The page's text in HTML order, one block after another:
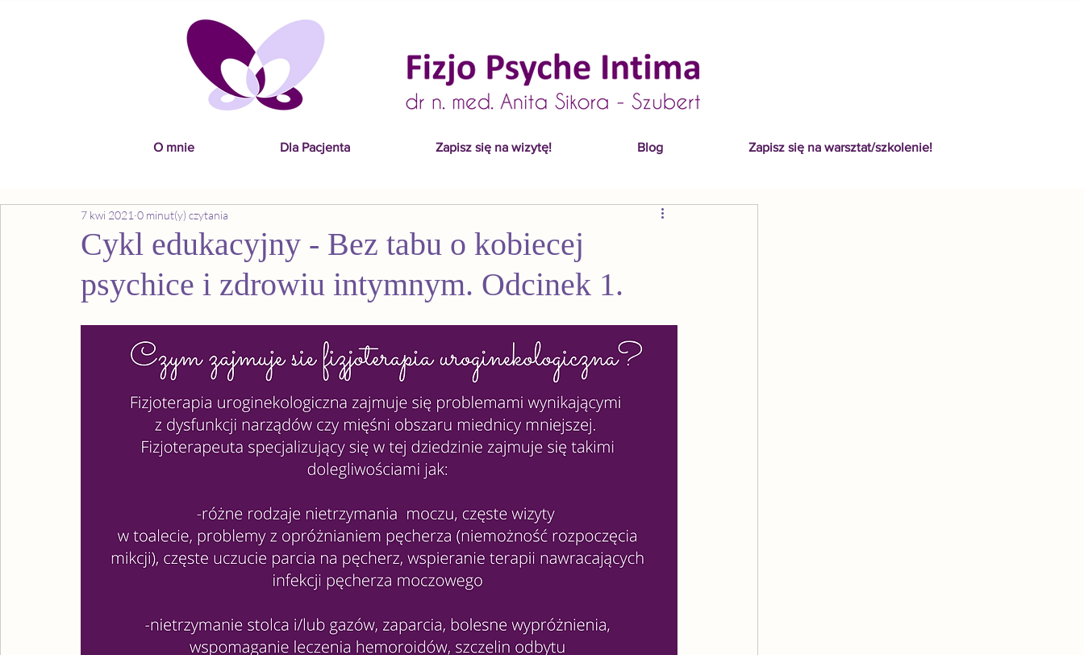
O mnie Dla Pacjenta Zapisz się na wizytę! Blog Zapisz się na warsztat/szkolenie!
Cykl edukacyjny - Bez tabu o kobiecej
psychice i zdrowiu intymnym. Odcinek 1.
7 kwi 2021 0 minut(y) czytania